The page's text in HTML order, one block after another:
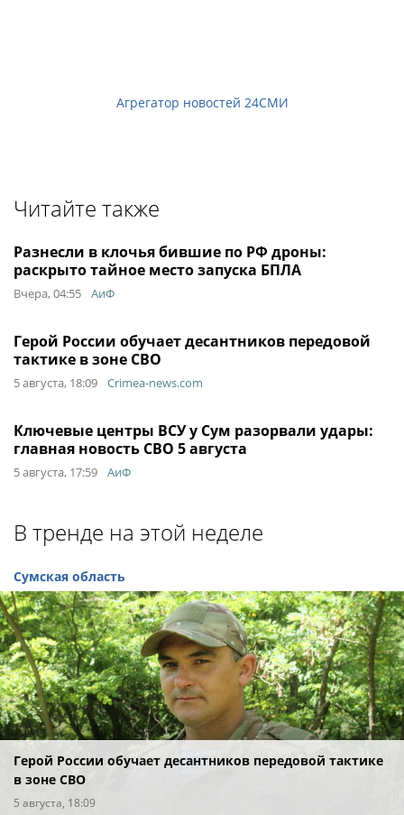
Агрегатор новостей 24СМИ
Читайте также
Разнесли в клочья бившие по РФ дроны:
раскрыто тайное место запуска БПЛА
Вчера, 04:55 АиФ
Герой России обучает десантников передовой
тактике в зоне СВО
5 августа, 18:09 Crimea-news.com
Ключевые центры ВСУ у Сум разорвали удары:
главная новость СВО 5 августа
5 августа, 17:59 АиФ
В тренде на этой неделе
Сумская область
Герой России обучает десантников передовой тактике
в зоне СВО
5 августа, 18:09